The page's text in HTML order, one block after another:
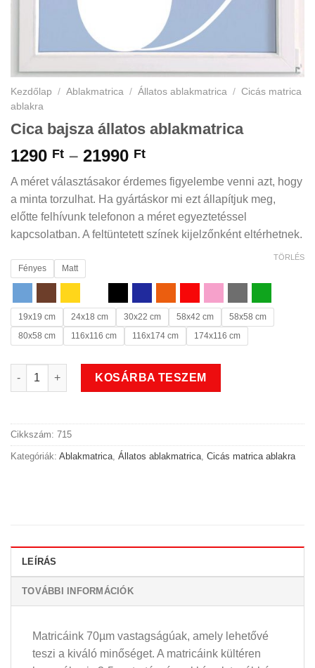
Kezdőlap / Ablakmatrica / Állatos ablakmatrica / Cicás matrica
ablakra
Cica bajsza állatos ablakmatrica
1290 Ft – 21990 FtÁrtartomány:
-
21990 Ft
A méret választásakor érdemes figyelembe venni azt, hogy
a minta torzulhat. Ha gyártáskor mi ezt állapítjuk meg,
előtte felhívunk telefonon a méret egyeztetéssel
kapcsolatban. A feltüntetett színek kijelzőnként eltérhetnek.
Fényes Matt
19x19 cm 24x18 cm 30x22 cm 58x42 cm
58x58 cm
80x58 cm
116x116 cm 116x174 cm 174x116 cm
TÖRLÉS
Cica bajsza állatos ablakmatrica mennyiség
KOSÁRBA TESZEM
Cikkszám: 715
Kategóriák: Ablakmatrica Állatos ablakmatrica Cicás matrica ablakra
LEÍRÁS
TOVÁBBI INFORMÁCIÓK
Matricáink 70µm vastagságúak, amely lehetővé
teszi a kiváló minőséget. A matricáink kültéren